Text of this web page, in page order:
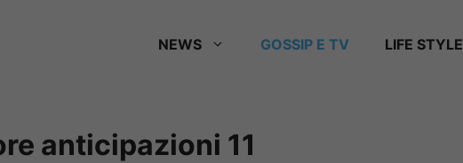
NEWS GOSSIP E TV LIFE STYLE
anticipazioni 11